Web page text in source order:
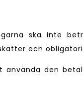
ska inte
och
använda den